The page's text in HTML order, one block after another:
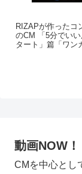
RIZAPが作ったコ
のCM 「5分でい
タート」篇「ワン
動画NOW
CMを中心とし